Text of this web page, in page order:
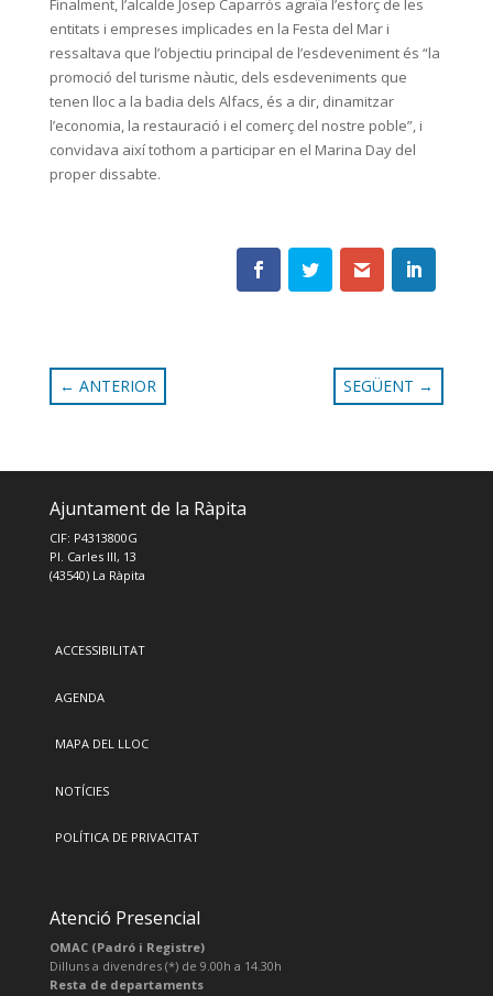
Finalment, l’alcalde Josep Caparrós agraïa l’esforç de les
entitats i empreses implicades en la Festa del Mar i
ressaltava que l’objectiu principal de l’esdeveniment és “la
promoció del turisme nàutic, dels esdeveniments que
tenen lloc a la badia dels Alfacs, és a dir, dinamitzar
l’economia, la restauració i el comerç del nostre poble”, i
convidava així tothom a participar en el Marina Day del
proper dissabte.
← ANTERIOR SEGÜENT →
Ajuntament de la Ràpita
CIF: P4313800G
Pl. Carles III, 13
(43540) La Ràpita
ACCESSIBILITAT
AGENDA
MAPA DEL LLOC
NOTÍCIES
POLÍTICA DE PRIVACITAT
Atenció Presencial
OMAC (Padró i Registre)
Dilluns a divendres (*) de 9.00h a 14.30h
Resta de departaments